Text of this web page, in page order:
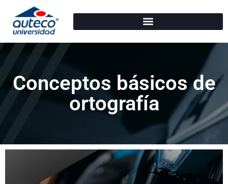
Conceptos básicos de
ortografía